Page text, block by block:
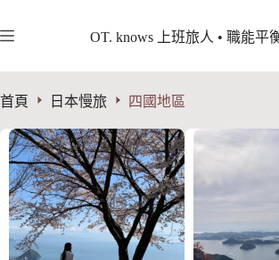
至
要
內
OT. knows 上班旅人 • 職能平
首頁 日本慢旅 四國地區